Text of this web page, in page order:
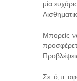
μία
Μπορείς
Σε ό,τι